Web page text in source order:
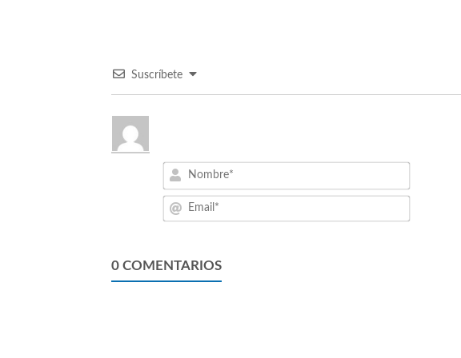
Suscríbete
0 COMENTARIOS